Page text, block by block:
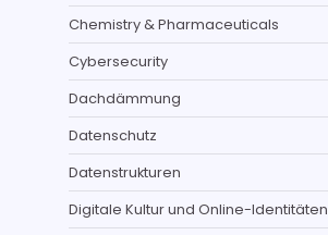
Chemistry & Pharmaceuticals
Cybersecurity
Dachdämmung
Datenschutz
Datenstrukturen
Digitale Kultur und Online-Identitäten